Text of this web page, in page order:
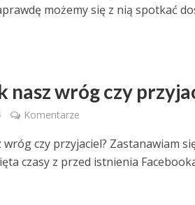
możemy się z nią spotkać
nasz wróg czy
Komentarze
czy przyjaciel? Zastanawiam
czasy z przed istnienia